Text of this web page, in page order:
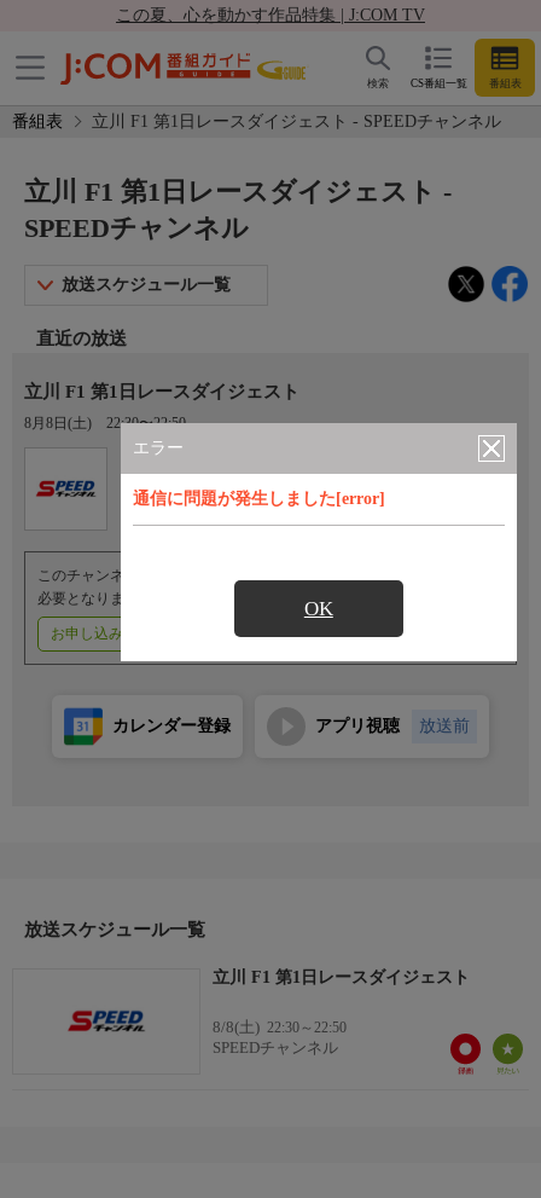
この夏、心を動かす作品特集 | J:COM TV
CS番組一覧 番組表
検索
番組表 立川 F1 第1日レースダイジェスト - SPEEDチャンネル
エラー
通信に問題が発生しました[error]
OK
立川 F1 第1日レースダイジェスト -
SPEEDチャンネル
放送スケジュール一覧
直近の放送
立川 F1 第1日レースダイジェスト
8月8日(土) 22:30〜22:50
このチャンネルのご視聴には、オプションチャンネル(有料)のご契約が
必要となります。
お申し込みはこちら ご利用料金はこちら
カレンダー登録 アプリ視聴 放送前
放送スケジュール一覧
立川 F1 第1日レースダイジェスト
8/8(土) 22:30～22:50
SPEEDチャンネル